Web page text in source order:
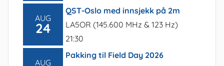
AUG
24
QST-Oslo med innsjekk på 2m
LA5OR (145.600 MHz & 123 Hz)
21:30
AUG
Pakking til Field Day 2026